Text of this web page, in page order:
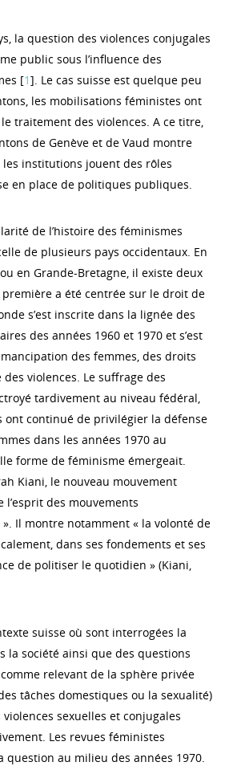
la question des violences conjugales
public sous l’influence des
[1]. Le cas suisse est quelque peu
les mobilisations féministes ont
traitement des violences. A ce titre,
de Genève et de Vaud montre
institutions jouent des rôles
en place de politiques publiques.
de l’histoire des féminismes
de plusieurs pays occidentaux. En
en Grande-Bretagne, il existe deux
a été centrée sur le droit de
s’est inscrite dans la lignée des
des années 1960 et 1970 et s’est
des femmes, des droits
violences. Le suffrage des
tardivement au niveau fédéral,
ont continué de privilégier la défense
dans les années 1970 au
forme de féminisme émergeait.
Kiani, le nouveau mouvement
des mouvements
Il montre notamment « la volonté de
dans ses fondements et ses
de politiser le quotidien » (Kiani,
suisse où sont interrogées la
la société ainsi que des questions
relevant de la sphère privée
tâches domestiques ou la sexualité)
sexuelles et conjugales
Les revues féministes
question au milieu des années 1970.